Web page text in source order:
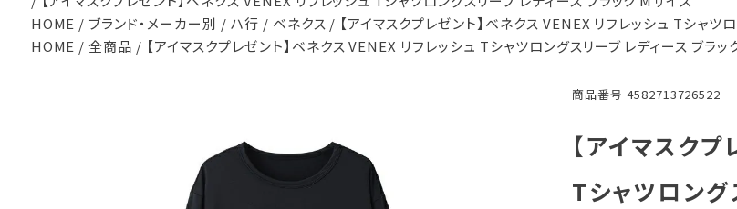
HOME
ブランド・メーカー別 ハ行 ベネクス
【アイマスクプレゼント】ベネクス VENEX リフレッシュ Tシャツ
HOME
全商品 【アイマスクプレゼント】ベネクス VENEX リフレッシュ Tシャツロングスリーブ レディース ブラッ
商品番号 4582713726522
【アイマスク
Tシャツロング